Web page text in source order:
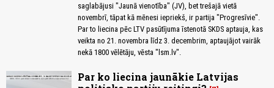
saglabājusi "Jaunā vienotība" (JV), bet trešajā vietā
novembrī, tāpat kā mēnesi iepriekš, ir partija "Progresīvie".
Par to liecina pēc LTV pasūtījuma īstenotā SKDS aptauja, kas
veikta no 21. novembra līdz 3. decembrim, aptaujājot vairāk
nekā 1800 vēlētāju, vēsta "lsm.lv".
Par ko liecina jaunākie Latvijas